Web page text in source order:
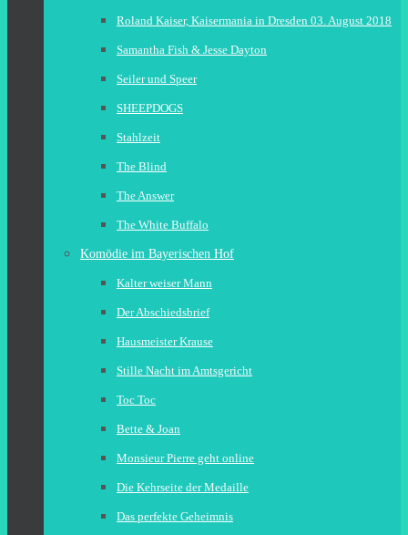
Roland Kaiser, Kaisermania in Dresden 03. August 2018
Samantha Fish & Jesse Dayton
Seiler und Speer
SHEEPDOGS
Stahlzeit
The Blind
The Answer
The White Buffalo
Komödie im Bayerischen Hof
Kalter weiser Mann
Der Abschiedsbrief
Hausmeister Krause
Stille Nacht im Amtsgericht
Toc Toc
Bette & Joan
Monsieur Pierre geht online
Die Kehrseite der Medaille
Das perfekte Geheimnis